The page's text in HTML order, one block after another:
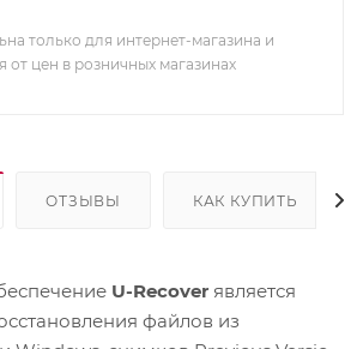
только для интернет-магазина и
от цен в розничных магазинах
ОТЗЫВЫ КАК КУПИТЬ
U-Recover является
файлов из